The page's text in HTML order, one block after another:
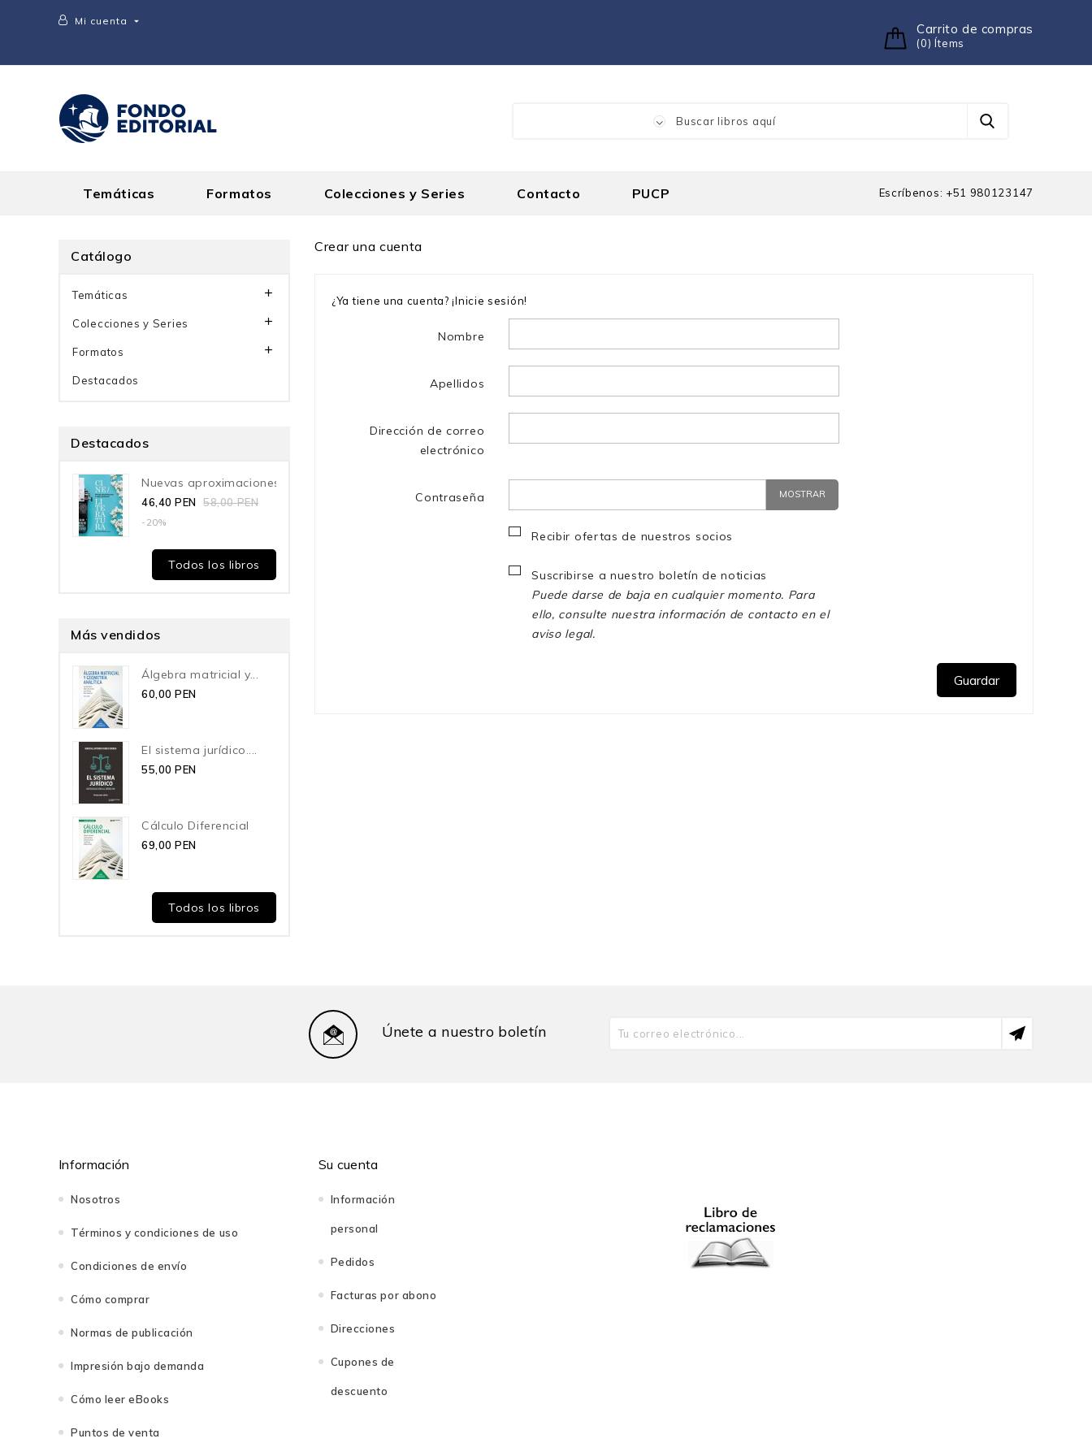
Mi cuenta 
Carrito de compras
(0) Ítems
Temáticas Formatos Colecciones y Series Contacto PUCP Escríbenos: +51 980123147
Catálogo
Temáticas 
Colecciones y Series 
Formatos 
Destacados
Destacados
Nuevas aproximaciones a...
46,40 PEN 58,00 PEN
-20%
Todos los libros
Más vendidos
Álgebra matricial y...
60,00 PEN
El sistema jurídico....
55,00 PEN
Cálculo Diferencial
69,00 PEN
Todos los libros
Crear una cuenta
¿Ya tiene una cuenta?¡Inicie sesión!
Nombre
Apellidos
Dirección de correo
electrónico
Contraseña MOSTRAR
Recibir ofertas de nuestros socios
Suscribirse a nuestro boletín de noticias
Puede darse de baja en cualquier momento. Para
ello, consulte nuestra información de contacto en el
aviso legal.
Guardar
Únete a nuestro boletín
Información
Nosotros
Términos y condiciones de uso
Condiciones de envío
Cómo comprar
Normas de publicación
Impresión bajo demanda
Cómo leer eBooks
Puntos de venta
Su cuenta
Información
personal
Pedidos
Facturas por abono
Direcciones
Cupones de
descuento